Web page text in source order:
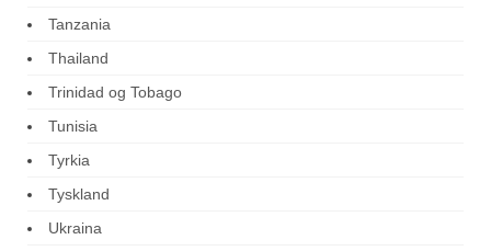
Tanzania
Thailand
Trinidad og Tobago
Tunisia
Tyrkia
Tyskland
Ukraina